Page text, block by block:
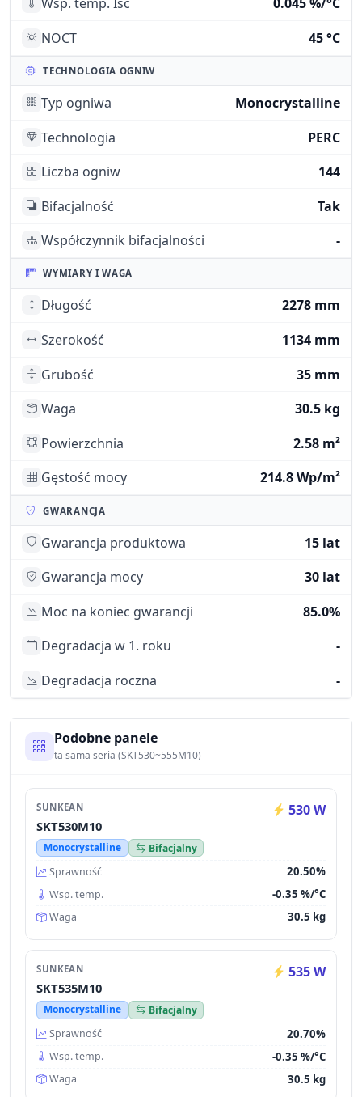
NOCT
45 °C
TECHNOLOGIA OGNIW
Typ ogniwa
Monocrystalline
Technologia
PERC
Liczba ogniw
144
Bifacjalność
Tak
Współczynnik bifacjalności
-
WYMIARY I WAGA
Długość
2278 mm
Szerokość
1134 mm
Grubość
35 mm
Waga
30.5 kg
Powierzchnia
2.58 m²
Gęstość mocy
214.8 Wp/m²
GWARANCJA
Gwarancja produktowa
15 lat
Gwarancja mocy
30 lat
Moc na koniec gwarancji
85.0%
Degradacja w 1. roku
-
Degradacja roczna
-
Podobne panele
ta sama seria (SKT530~555M10)
SUNKEAN 530 W
SKT530M10
Monocrystalline
Bifacjalny
Sprawność
20.50%
Wsp. temp. -0.35 %/°C
Waga 30.5 kg
SUNKEAN 535 W
SKT535M10
Monocrystalline
Bifacjalny
Sprawność
20.70%
Wsp. temp. -0.35 %/°C
Waga 30.5 kg